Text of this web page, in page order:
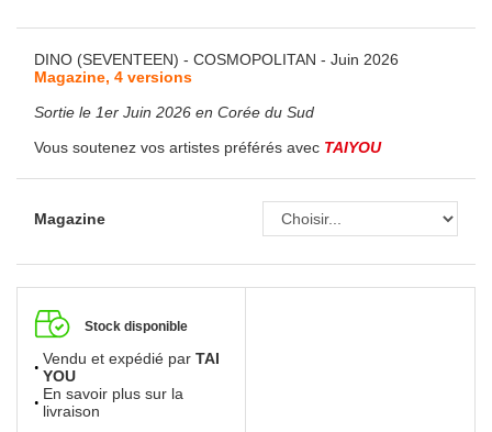
DINO (SEVENTEEN) - COSMOPOLITAN - Juin 2026
Magazine, 4 versions
Sortie le 1er Juin 2026 en Corée du Sud
Vous soutenez vos artistes préférés avec TAIYOU
Magazine
Stock disponible
Vendu et expédié par TAI
YOU
En savoir plus sur la
livraison